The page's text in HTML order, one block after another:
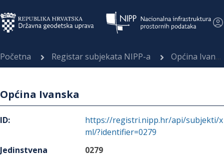
Početna Registar subjekata NIPP-a Općina Ivanska
Općina Ivanska
ID:
https://registri.nipp.hr/api/subjekti/x
ml/?identifier=0279
Jedinstvena
0279